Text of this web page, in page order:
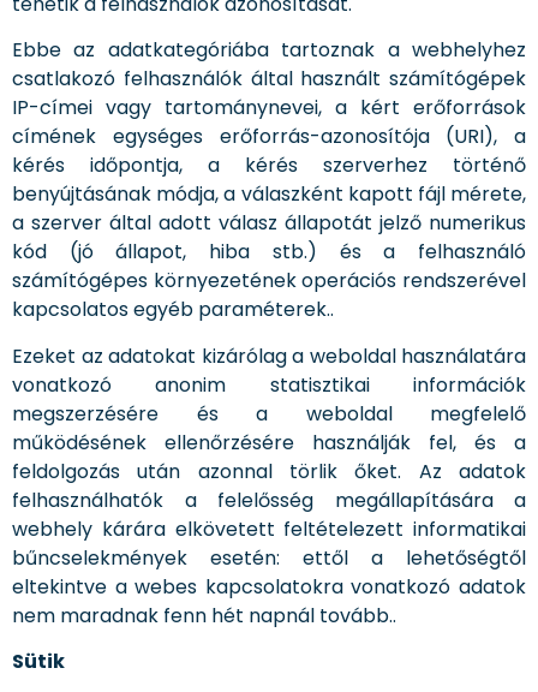
Ebbe az adatkategóriába tartoznak a webhelyhez
csatlakozó felhasználók által használt számítógépek
IP-címei vagy tartománynevei, a kért erőforrások
címének egységes erőforrás-azonosítója (URI), a
kérés időpontja, a kérés szerverhez történő
benyújtásának módja, a válaszként kapott fájl mérete,
a szerver által adott válasz állapotát jelző numerikus
kód (jó állapot, hiba stb.) és a felhasználó
számítógépes környezetének operációs rendszerével
kapcsolatos egyéb paraméterek..
Ezeket az adatokat kizárólag a weboldal használatára
vonatkozó anonim statisztikai információk
megszerzésére és a weboldal megfelelő
működésének ellenőrzésére használják fel, és a
feldolgozás után azonnal törlik őket. Az adatok
felhasználhatók a felelősség megállapítására a
webhely kárára elkövetett feltételezett informatikai
bűncselekmények esetén: ettől a lehetőségtől
eltekintve a webes kapcsolatokra vonatkozó adatok
nem maradnak fenn hét napnál tovább..
Sütik